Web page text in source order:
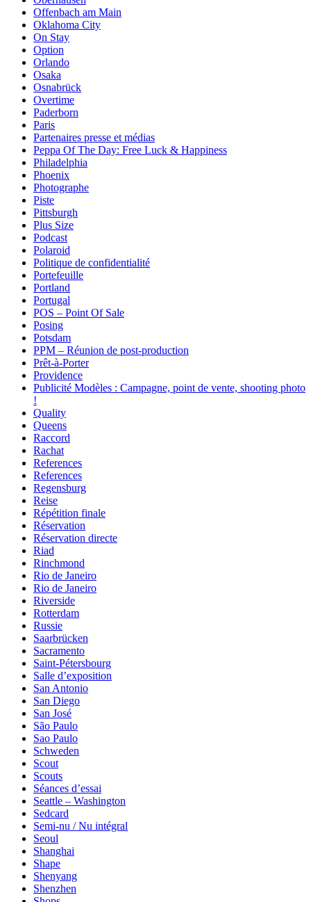
Offenbach am Main
Oklahoma City
On Stay
Option
Orlando
Osaka
Osnabrück
Overtime
Paderborn
Paris
Partenaires presse et médias
Peppa Of The Day: Free Luck & Happiness
Philadelphia
Phoenix
Photographe
Piste
Pittsburgh
Plus Size
Podcast
Polaroid
Politique de confidentialité
Portefeuille
Portland
Portugal
POS – Point Of Sale
Posing
Potsdam
PPM – Réunion de post-production
Prêt-à-Porter
Providence
Publicité Modèles : Campagne, point de vente, shooting photo
!
Quality
Queens
Raccord
Rachat
References
References
Regensburg
Reise
Répétition finale
Réservation
Réservation directe
Riad
Rinchmond
Rio de Janeiro
Rio de Janeiro
Riverside
Rotterdam
Russie
Saarbrücken
Sacramento
Saint-Pétersbourg
Salle d’exposition
San Antonio
San Diego
San José
São Paulo
Sao Paulo
Schweden
Scout
Scouts
Séances d’essai
Seattle – Washington
Sedcard
Semi-nu / Nu intégral
Seoul
Shanghai
Shape
Shenyang
Shenzhen